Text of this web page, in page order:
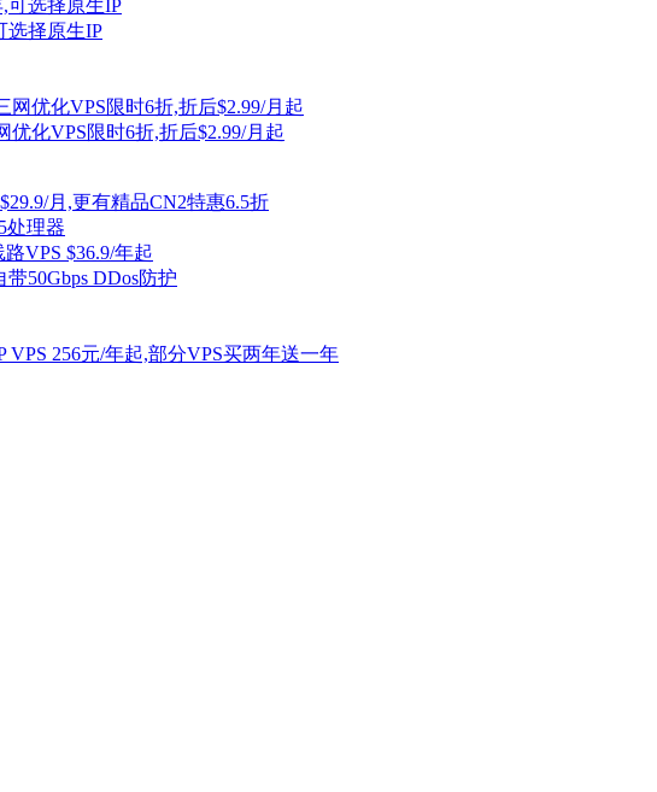
选择原生IP
优化VPS限时6折,折后$2.99/月起
月,更有精品CN2特惠6.5折
处理器
VPS $36.9/年起
50Gbps DDos防护
256元/年起,部分VPS买两年送一年